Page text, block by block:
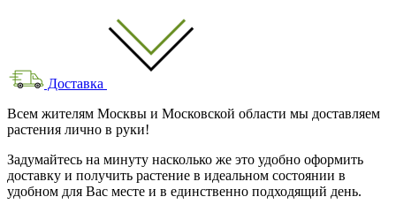
Доставка
Всем жителям Москвы и Московской области мы доставляем
растения лично в руки!
Задумайтесь на минуту насколько же это удобно оформить
доставку и получить растение в идеальном состоянии в
удобном для Вас месте и в единственно подходящий день.